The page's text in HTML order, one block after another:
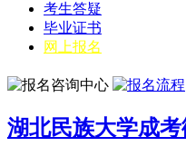
考生答疑
毕业证书
网上报名
湖北民族大学成